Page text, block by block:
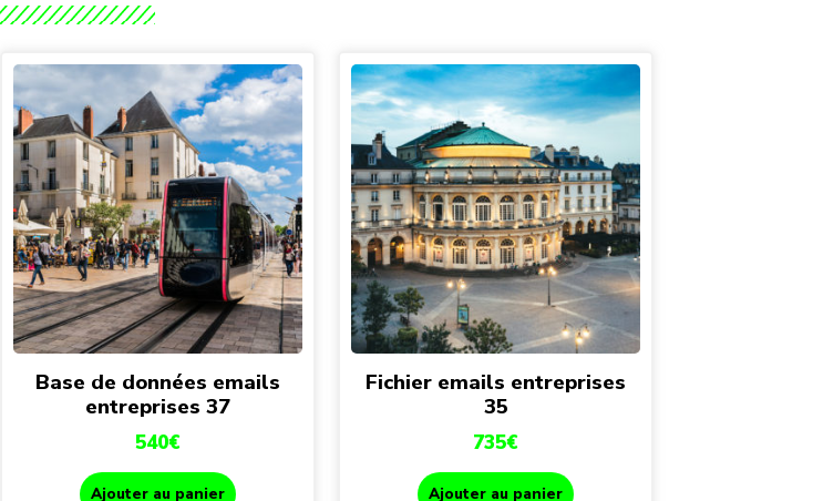
Base de données emails
entreprises 37
540€
Ajouter au panier
Fichier emails entreprises
35
735€
Ajouter au panier